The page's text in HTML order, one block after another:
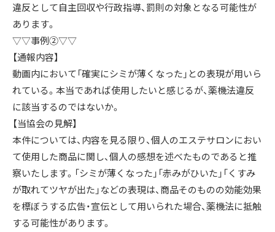
違反として自主回収や行政指導、罰則の対象となる可能性が
あります。
▽▽事例➁▽▽
【通報内容】
動画内において「確実にシミが薄くなった」との表現が用いら
れている。本当であれば使用したいと感じるが、薬機法違反
に該当するのではないか。
【当協会の見解】
本件については、内容を見る限り、個人のエステサロンにおい
て使用した商品に関し、個人の感想を述べたものであると推
察いたします。「シミが薄くなった」「赤みがひいた」「くすみ
が取れてツヤが出た」などの表現は、商品そのものの効能効果
を標ぼうする広告・宣伝として用いられた場合、薬機法に抵触
する可能性があります。